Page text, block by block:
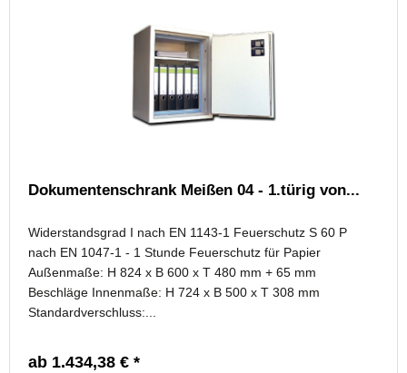
Dokumentenschrank Meißen 04 - 1.türig von...
Widerstandsgrad I nach EN 1143-1 Feuerschutz S 60 P
nach EN 1047-1 - 1 Stunde Feuerschutz für Papier
Außenmaße: H 824 x B 600 x T 480 mm + 65 mm
Beschläge Innenmaße: H 724 x B 500 x T 308 mm
Standardverschluss:...
ab 1.434,38 € *